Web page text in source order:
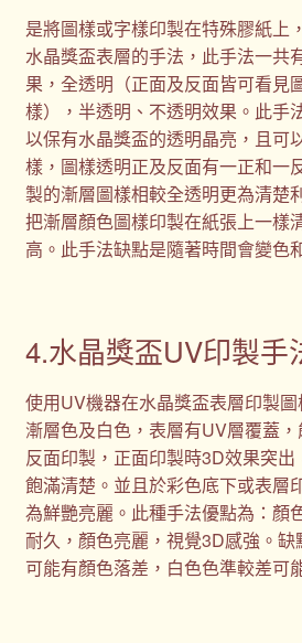
是將圖樣或字樣印製在特殊膠紙上
水晶獎盃表層的手法，此手法一共
果，全透明（正面及反面皆可看見
樣），半透明、不透明效果。此手
以保有水晶獎盃的透明晶亮，且可
樣，圖樣透明正及反面有一正和一
製的漸層圖樣相較全透明更為清楚
把漸層顏色圖樣印製在紙張上一樣
高。此手法缺點是隨著時間會變色
4.水晶獎盃UV印製手
使用UV機器在水晶獎盃表層印製
漸層色及白色，表層有UV層覆蓋
反面印製，正面印製時3D效果突
飽滿清楚。並且於彩色底下或表層
為鮮艷亮麗。此種手法優點為：顏
耐久，顏色亮麗，視覺3D感強。
可能有顏色落差，白色色準較差可